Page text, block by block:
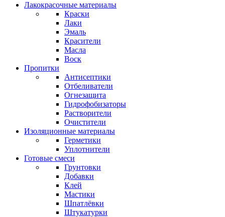
Лакокрасочные материалы
Краски
Лаки
Эмаль
Красители
Масла
Воск
Пропитки
Антисептики
Отбеливатели
Огнезащита
Гидрофобизаторы
Растворители
Очистители
Изоляционные материалы
Герметики
Уплотнители
Готовые смеси
Грунтовки
Добавки
Клей
Мастики
Шпатлёвки
Штукатурки